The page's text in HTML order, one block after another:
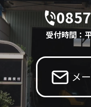
受付時間：
メ